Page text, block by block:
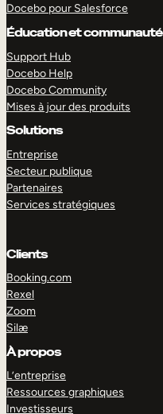
Docebo pour Salesforce
Éducation et communauté
Support Hub
Docebo Help
Docebo Community
Mises à jour des produits
Solutions
Entreprise
Secteur publique
Partenaires
Services stratégiques
Clients
Booking.com
Rexel
Zoom
Silæ
À propos
L’entreprise
Ressources graphiques
Investisseurs